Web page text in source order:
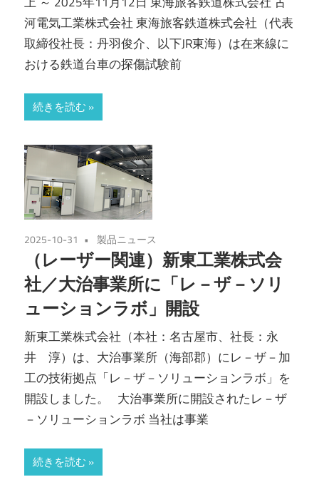
河電気工業株式会社 東海旅客鉄道株式会社（代表
取締役社長：丹羽俊介、以下JR東海）は在来線に
おける鉄道台車の探傷試験前
続きを読む
2025-10-31 製品ニュース
（レーザー関連）新東工業株式会
社／大治事業所に「レ－ザ－ソリ
ューションラボ」開設
新東工業株式会社（本社：名古屋市、社長：永
井 淳）は、大治事業所（海部郡）にレ－ザ－加
工の技術拠点「レ－ザ－ソリューションラボ」を
開設しました。 大治事業所に開設されたレ－ザ
－ソリューションラボ 当社は事業
続きを読む